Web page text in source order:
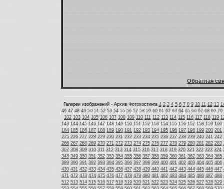
Обратная
Галереи изображений - Архив Фотохостинга 1 2 3 4 5 6 7 8 9 10 11 12 13
46 47 48 49 50 51 52 53 54 55 56 57 58 59 60 61 62 63 64 65 66 67 68 69 70
102 103 104 105 106 107 108 109 110 111 112 113 114 115 116 117 118 119
143 144 145 146 147 148 149 150 151 152 153 154 155 156 157 158 159 160
184 185 186 187 188 189 190 191 192 193 194 195 196 197 198 199 200 201
225 226 227 228 229 230 231 232 233 234 235 236 237 238 239 240 241 242
266 267 268 269 270 271 272 273 274 275 276 277 278 279 280 281 282 283
307 308 309 310 311 312 313 314 315 316 317 318 319 320 321 322 323 324
348 349 350 351 352 353 354 355 356 357 358 359 360 361 362 363 364 365
389 390 391 392 393 394 395 396 397 398 399 400 401 402 403 404 405 406
430 431 432 433 434 435 436 437 438 439 440 441 442 443 444 445 446 447
471 472 473 474 475 476 477 478 479 480 481 482 483 484 485 486 487 488
512 513 514 515 516 517 518 519 520 521 522 523 524 525 526 527 528 529